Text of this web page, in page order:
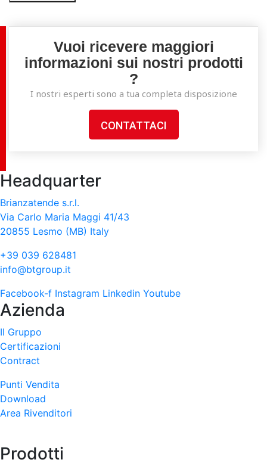
Vuoi ricevere maggiori
informazioni sui nostri prodotti
?
I nostri esperti sono a tua completa disposizione
CONTATTACI
Headquarter
Brianzatende s.r.l.
Via Carlo Maria Maggi 41/43
20855 Lesmo (MB) Italy
+39 039 628481
info@btgroup.it
Facebook-f Instagram Linkedin Youtube
Azienda
Il Gruppo
Certificazioni
Contract
Punti Vendita
Download
Area Rivenditori
Prodotti